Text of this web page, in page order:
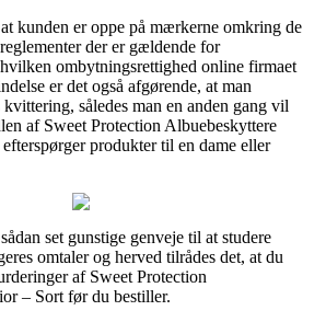
kunden er oppe på mærkerne omkring de
der er gældende for
ombytningsrettighed online firmaet
er det også afgørende, at man
således man en anden gang vil
af Sweet Protection Albuebeskyttere
produkter til en dame eller
set gunstige genveje til at studere
omtaler og herved tilrådes det, at du
af Sweet Protection
– Sort før du bestiller.